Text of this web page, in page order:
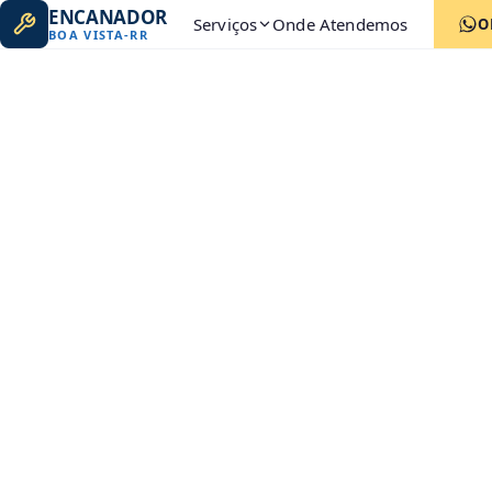
ENCANADOR
BOA VISTA-RR Serviços Onde Atendemos